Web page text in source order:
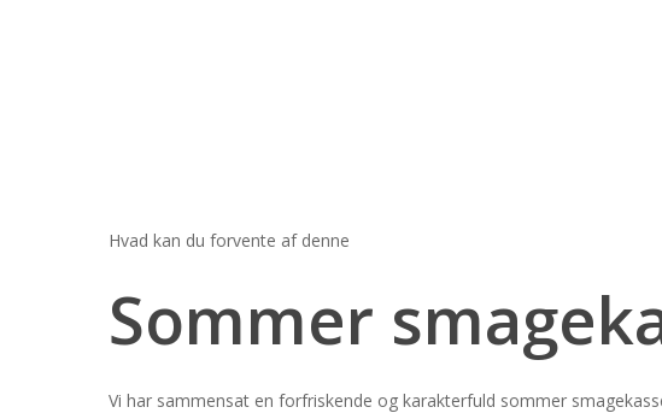
Hvad kan du forvente af denne
Sommer
Vi har sammensat en forfriskende og karakterfuld sommer